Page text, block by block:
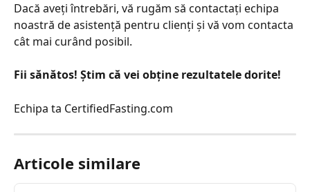
Dacă aveți întrebări, vă rugăm să contactați echipa
noastră de asistență pentru clienți și vă vom contacta
cât mai curând posibil.
Fii sănătos! Știm că vei obține rezultatele dorite!
Echipa ta CertifiedFasting.com
Articole similare